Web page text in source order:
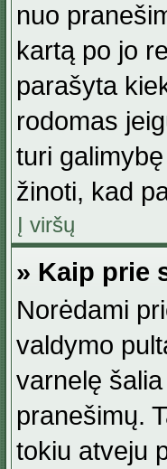
nuo
kartą po jo
parašyta
rodomas
turi
žinoti, kad
Į viršų
» Kaip prie
Norėdami
valdymo
varnelę
pranešimų.
tokiu atveju